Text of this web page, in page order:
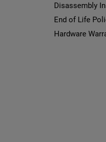
Disassembly
End of Life
Hardware